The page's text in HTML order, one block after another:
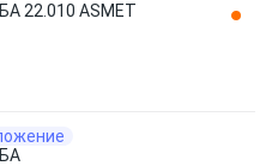
22.010 ASMET